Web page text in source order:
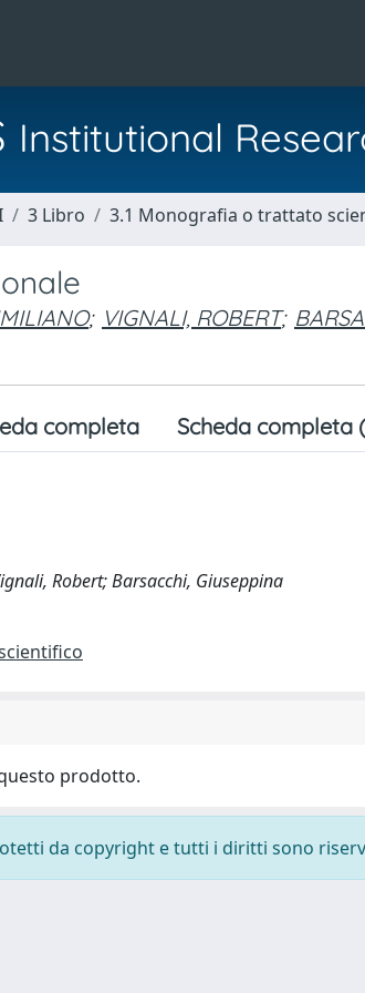
Institutional
3 Libro 3.1 Monografia o trattato
; VIGNALI, ROBERT;
completa Scheda completa
Robert; Barsacchi, Giuseppina
prodotto.
da copyright e tutti i diritti sono